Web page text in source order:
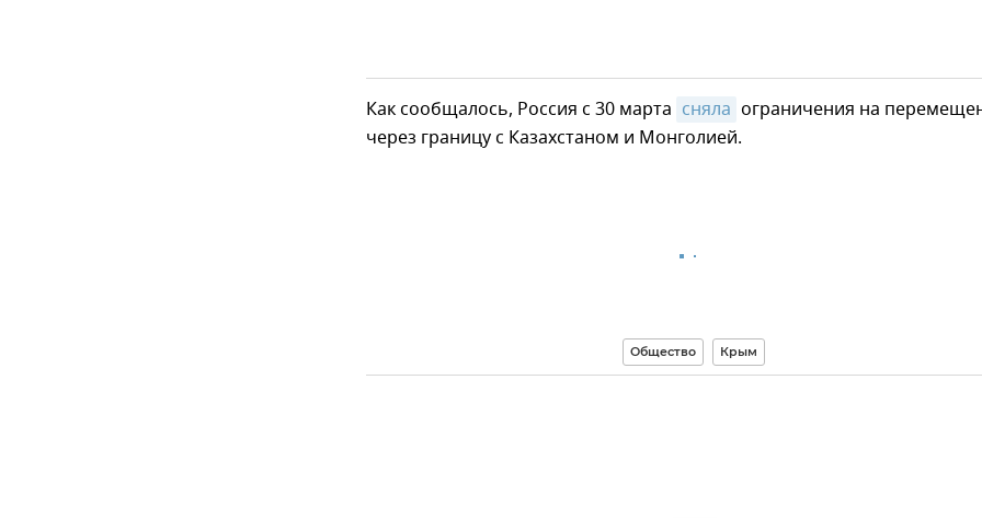
Как сообщалось, Россия с 30 марта сняла ограничения на
через границу с Казахстаном и Монголией.
Общество Крым